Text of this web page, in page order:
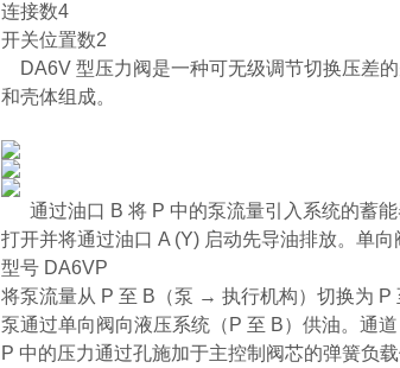
连接数4
开关位置数2
DA6V 型压力阀是一种可无级调节切换压差
和壳体组成。
通过油口 B 将 P 中的泵流量引入系统的蓄能
打开并将通过油口 A (Y) 启动先导油排放。单
型号 DA6VP
将泵流量从 P 至 B（泵 → 执行机构）切换为 P
泵通过单向阀向液压系统（P 至 B）供油。通
P 中的压力通过孔施加于主控制阀芯的弹簧负